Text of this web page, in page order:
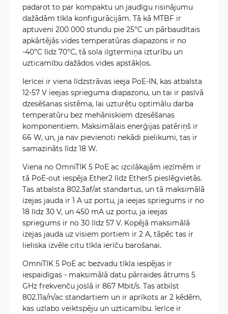
padarot to par kompaktu un jaudīgu risinājumu
dažādām tīkla konfigurācijām. Tā kā MTBF ir
aptuveni 200 000 stundu pie 25°C un pārbaudītais
apkārtējās vides temperatūras diapazons ir no
-40°C līdz 70°C, tā sola ilgtermiņa izturību un
uzticamību dažādos vides apstākļos.
Ierīcei ir viena līdzstrāvas ieeja PoE-IN, kas atbalsta
12-57 V ieejas sprieguma diapazonu, un tai ir pasīvā
dzesēšanas sistēma, lai uzturētu optimālu darba
temperatūru bez mehāniskiem dzesēšanas
komponentiem. Maksimālais enerģijas patēriņš ir
66 W, un, ja nav pievienoti nekādi pielikumi, tas ir
samazināts līdz 18 W.
Viena no OmniTIK 5 PoE ac izcilākajām iezīmēm ir
tā PoE-out iespēja Ether2 līdz Ether5 pieslēgvietās.
Tas atbalsta 802.3af/at standartus, un tā maksimālā
izejas jauda ir 1 A uz portu, ja ieejas spriegums ir no
18 līdz 30 V, un 450 mA uz portu, ja ieejas
spriegums ir no 30 līdz 57 V. Kopējā maksimālā
izejas jauda uz visiem portiem ir 2 A, tāpēc tas ir
lieliska izvēle citu tīkla ierīču barošanai.
OmniTIK 5 PoE ac bezvadu tīkla iespējas ir
iespaidīgas - maksimālā datu pārraides ātrums 5
GHz frekvenču joslā ir 867 Mbit/s. Tas atbilst
802.11a/n/ac standartiem un ir aprīkots ar 2 ķēdēm,
kas uzlabo veiktspēju un uzticamību. Ierīce ir